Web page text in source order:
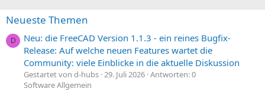
Neueste Themen
D
Neu: die FreeCAD Version 1.1.3 - ein reines Bugfix-
Release: Auf welche neuen Features wartet die
Community: viele Einblicke in die aktuelle Diskussion
Gestartet von d-hubs 29. Juli 2026 Antworten: 0
Software Allgemein